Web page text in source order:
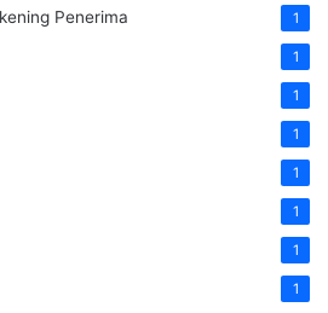
Penerima 1
1
1
1
1
1
1
1